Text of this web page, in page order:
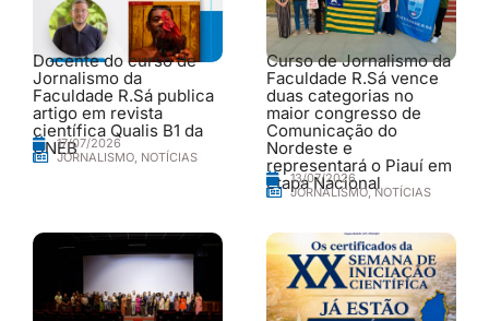
Docente do curso de
Jornalismo da
Faculdade R.Sá publica
artigo em revista
científica Qualis B1 da
UNEB17/07/2026
JORNALISMO NOTÍCIAS
Curso de Jornalismo da
Faculdade R.Sá vence
duas categorias no
maior congresso de
Comunicação do
Nordeste e
representará o Piauí em
etapa Nacional
13/07/2026
JORNALISMO,NOTÍCIAS